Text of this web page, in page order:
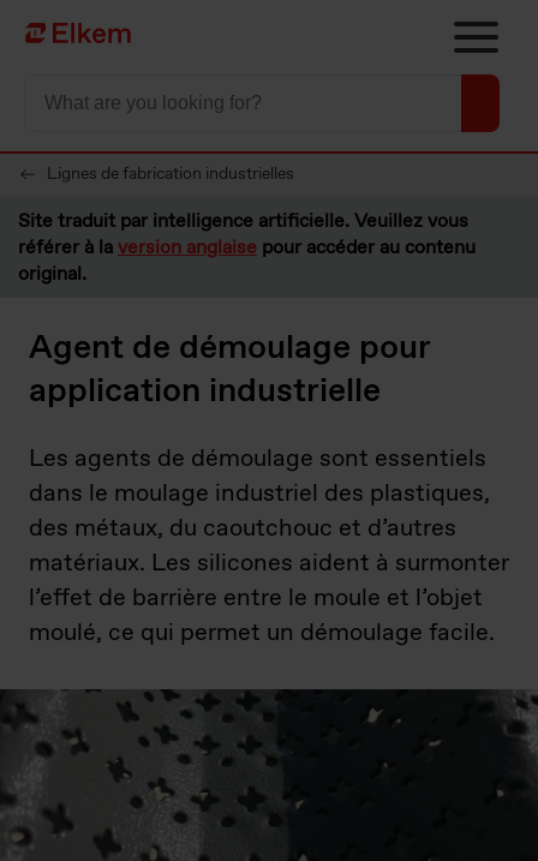
Skip to main content
Vers la page d'accueil
Lignes de fabrication industrielles
Site traduit par intelligence artificielle. Veuillez vous
référer à laversion anglaise pour accéder au contenu
original.
Agent de démoulage pour
application industrielle
Les agents de démoulage sont essentiels
dans le moulage industriel des plastiques,
des métaux, du caoutchouc et d’autres
matériaux. Les silicones aident à surmonter
l’effet de barrière entre le moule et l’objet
moulé, ce qui permet un démoulage facile.